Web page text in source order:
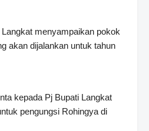
menyampaikan pokok
akan dijalankan untuk tahun
kepada Pj Bupati Langkat
pengungsi Rohingya di